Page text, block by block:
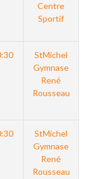
Centre
Sportif
StMichel
Gymnase
René
Rousseau
StMichel
Gymnase
René
Rousseau